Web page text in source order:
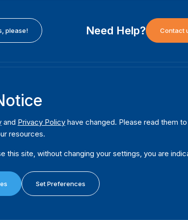
please! Need Help? Contact
Institute for Democracy and Electoral
(International IDEA)
1
Stockholm
and Privacy Policy have changed. Please read them
resources.
this site, without changing your settings, you are
Set Preferences